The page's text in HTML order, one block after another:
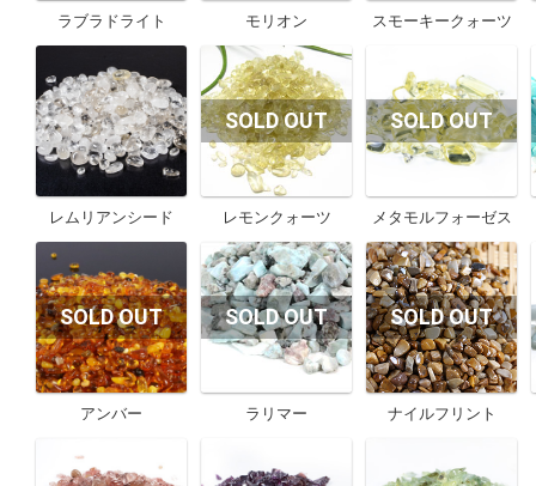
ラブラドライト モリオン スモーキークォーツ
レムリアンシード レモンクォーツ メタモルフォーゼス
アンバー ラリマー ナイルフリント